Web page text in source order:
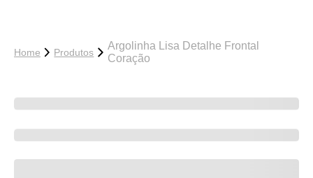
Home Produtos
Argolinha Lisa Detalhe Frontal
Coração